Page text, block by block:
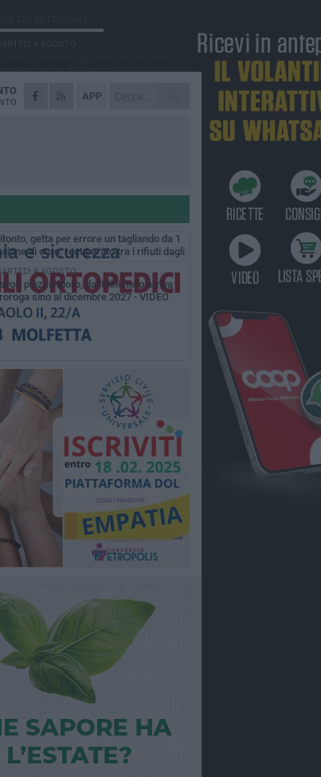
APP
in un bar di Bitonto
2 AGOSTO
d'Italia Bitonto: «Vicinanza alla
interrato in piazza Marconi, SI:
4 AGOSTO
getta per errore un tagliando da 1
di euro: recuperato tra i rifiuti dagli
4 AGOSTO
piazza Moro, dal Ministero arriva
sino al dicembre 2027 - VIDEO